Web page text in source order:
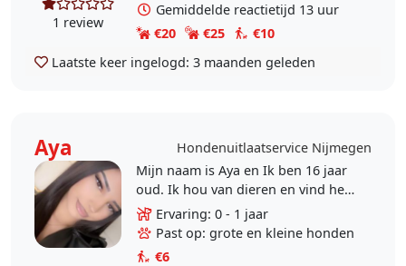
1 review
Gemiddelde reactietijd 13 uur
€20
€25
€10
Laatste keer ingelogd: 3 maanden geleden
Aya
Hondenuitlaatservice Nijmegen
Mijn naam is Aya en Ik ben 16 jaar
oud. Ik hou van dieren en vind het
fijn om buiten bezig te zijn.
Daarom lijkt het mij een leuke en
passende taak..
Ervaring: 0 - 1 jaar
Past op: grote en kleine honden
€6